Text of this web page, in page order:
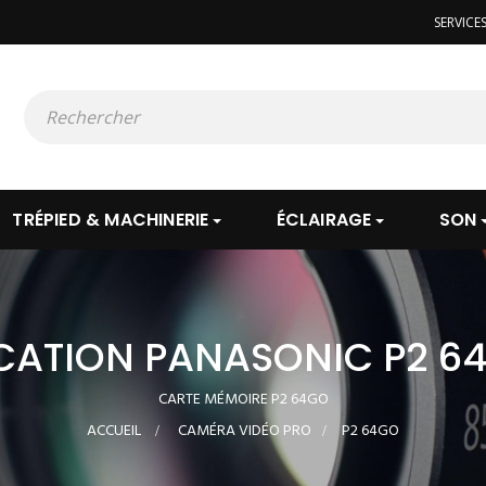
TRÉPIED & MACHINERIE ÉCLAIRAGE SON
PANASONIC P2
CARTE MÉMOIRE P2 64GO
ACCUEIL > CAMÉRA VIDÉO PRO > P2 64GO